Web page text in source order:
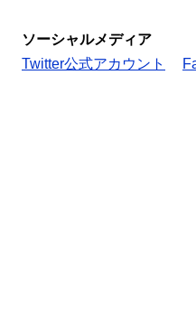
ソーシャルメディア
Twitter公式アカウント